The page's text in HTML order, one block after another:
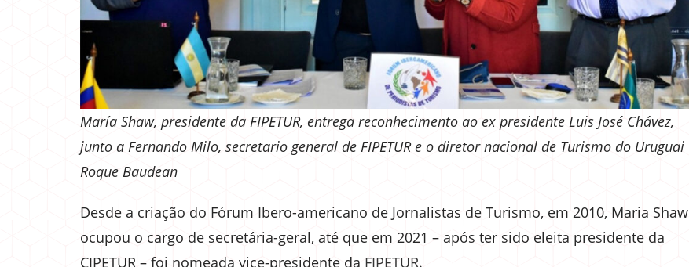
María Shaw, presidente da FIPETUR, entrega reconhecimento ao ex presidente Luis José Chávez,
junto a Fernando Milo, secretario general de FIPETUR e o diretor nacional de Turismo do Uruguai
Roque Baudean
Desde a criação do Fórum Ibero-americano de Jornalistas de Turismo, em 2010, Maria Shaw
ocupou o cargo de secretária-geral, até que em 2021 – após ter sido eleita presidente da
CIPETUR – foi nomeada vice-presidente da FIPETUR.